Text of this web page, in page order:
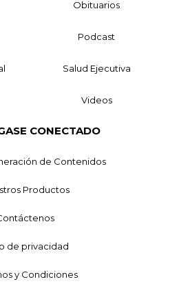
Obituarios
Podcast
Salud Ejecutiva
Videos
CONECTADO
de Contenidos
Productos
de privacidad
y Condiciones